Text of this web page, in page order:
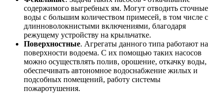
содержимого выгребных ям. Могут отводить сточные
воды с большим количеством примесей, в том числе с
длинноволокнистыми включениями, благодаря
режущему устройству на крыльчатке.
Поверхностные. Агрегаты данного типа работают на
поверхности водоема. С их помощью таких насосов
можно осуществлять полив, орошение, откачку воды,
обеспечивать автономное водоснабжение жилых и
подсобных помещений, работу системы
пожаротушения.